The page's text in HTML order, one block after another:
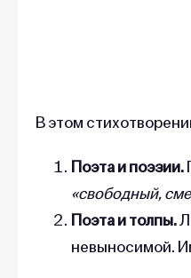
В этом
Поэта и поэзии.
«свободный,
Поэта и толпы.
невыносимой.